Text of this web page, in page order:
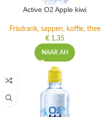
Active O2 Apple kiwi
Frisdrank, sappen, koffie, thee
€1,35
NAAR AH